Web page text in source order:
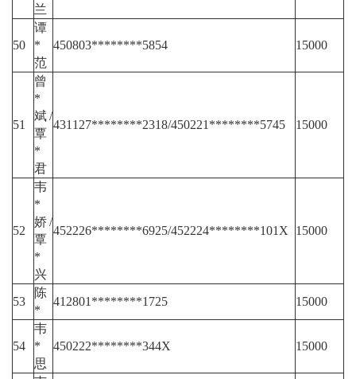
兰
50
谭
*
范
450803********5854 15000
51
曾
*
斌/
覃
*
君
431127********2318/450221********5745 15000
52
韦
*
娇/
覃
*
兴
452226********6925/452224********101X 15000
53
陈
*
412801********1725 15000
54
韦
*
思
450222********344X 15000